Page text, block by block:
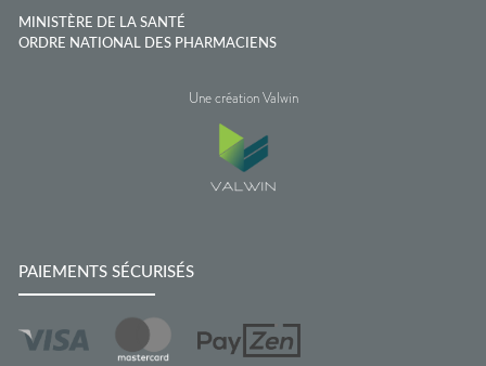
MINISTÈRE DE LA SANTÉ
ORDRE NATIONAL DES PHARMACIENS
Une création Valwin
PAIEMENTS SÉCURISÉS